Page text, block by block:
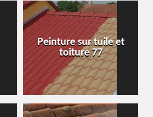
Peinture sur tuile et
toiture 77